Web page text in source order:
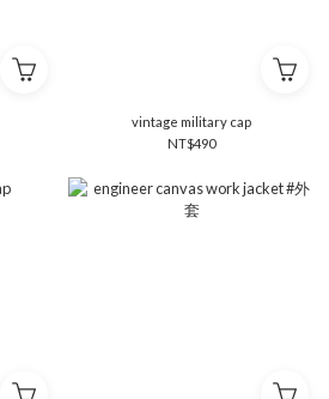
vintage military cap
NT$490